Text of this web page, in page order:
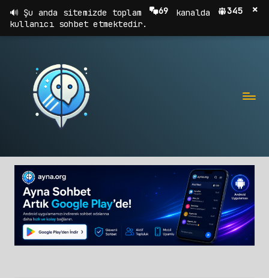
Şu anda sitemizde toplam 69 kanalda
345
kullanıcı sohbet etmektedir.
×
A
Y
N
A
Chat,
Sohbet
Odaları